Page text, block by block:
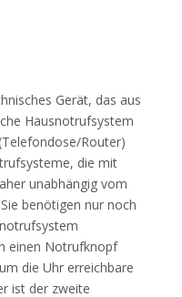
Gerät, das aus
Hausnotrufsystem
Router)
die mit
unabhängig vom
benötigen nur noch
einen Notrufknopf
die Uhr erreichbare
ist der zweite